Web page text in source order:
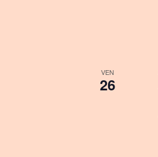
VEN
26